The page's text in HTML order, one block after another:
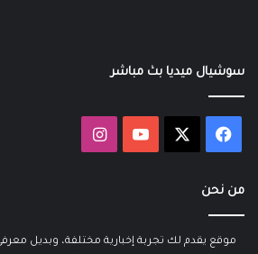
سوشيال ميديا بث مباشر
فيسبوك ‫YouTubeانستقرام
من نحن
موقع يقدم لك تجربة إخبارية مختلفة، وبديل